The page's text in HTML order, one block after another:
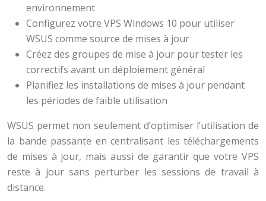
environnement
Configurez votre VPS Windows 10 pour utiliser
WSUS comme source de mises à jour
Créez des groupes de mise à jour pour tester les
correctifs avant un déploiement général
Planifiez les installations de mises à jour pendant
les périodes de faible utilisation
WSUS permet non seulement d’optimiser l’utilisation de
la bande passante en centralisant les téléchargements
de mises à jour, mais aussi de garantir que votre VPS
reste à jour sans perturber les sessions de travail à
distance.